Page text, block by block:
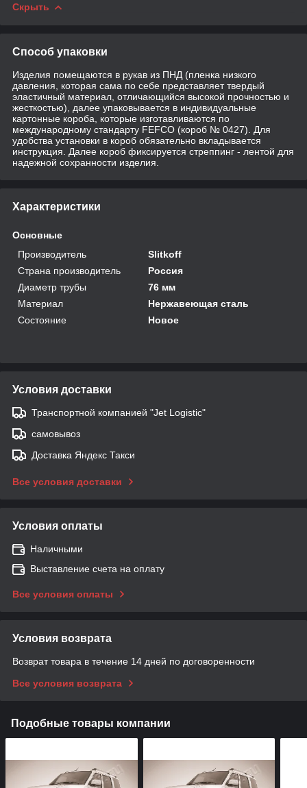
Скрыть
Способ упаковки
Изделия помещаются в рукав из ПНД (пленка низкого
давления, которая сама по себе представляет твердый
эластичный материал, отличающийся высокой прочностью и
жесткостью), далее упаковывается в индивидуальные
картонные короба, которые изготавливаются по
международному стандарту FEFCO (короб № 0427). Для
удобства установки в короб обязательно вкладывается
инструкция. Далее короб фиксируется стреппинг - лентой для
надежной сохранности изделия.
Характеристики
Основные
Производитель
Slitkoff
Страна производитель
Россия
Диаметр трубы
76 мм
Материал
Нержавеющая сталь
Состояние
Новое
Условия доставки
Транспортной компанией "Jet Logistic"
самовывоз
Доставка Яндекс Такси
Все условия доставки
Условия оплаты
Наличными
Выставление счета на оплату
Все условия оплаты
Условия возврата
Возврат товара в течение 14 дней по договоренности
Все условия возврата
Подобные товары компании